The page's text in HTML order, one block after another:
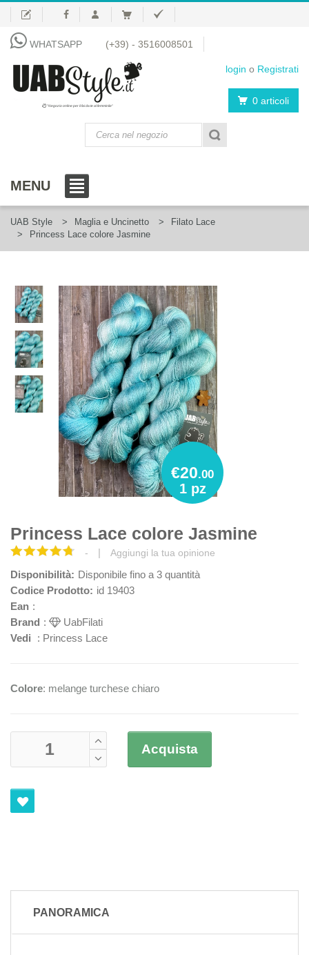
WHATSAPP (+39) - 3516008501
login o Registrati
"Negozio online per il fai da te al femminile" 0 articoli
MENU
UAB Style Maglia e Uncinetto
Filato Lace
Princess Lace colore Jasmine
€20.00
1 pz
Princess Lace colore Jasmine
- | Aggiungi la tua opinione
Disponibilità: Disponibile fino a 3 quantità
Codice Prodotto: id 19403
Ean :
Brand :
UabFilati
Vedi
: Princess Lace
Colore: melange turchese chiaro
Acquista
PANORAMICA